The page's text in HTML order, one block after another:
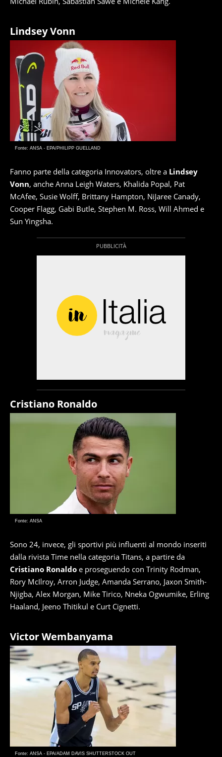
Lindsey Vonn
Fonte: ANSA - EPA/PHILIPP GUELLAND
Fanno parte della categoria Innovators, oltre a Lindsey
Vonn, anche Anna Leigh Waters, Khalida Popal, Pat
McAfee, Susie Wolff, Brittany Hampton, NiJaree Canady,
Cooper Flagg, Gabi Butle, Stephen M. Ross, Will Ahmed e
Sun Yingsha.
Cristiano Ronaldo
Fonte: ANSA
Sono 24, invece, gli sportivi più influenti al mondo inseriti
dalla rivista Time nella categoria Titans, a partire da
Cristiano Ronaldo e proseguendo con Trinity Rodman,
Rory McIlroy, Arron Judge, Amanda Serrano, Jaxon Smith-
Njigba, Alex Morgan, Mike Tirico, Nneka Ogwumike, Erling
Haaland, Jeeno Thitikul e Curt Cignetti.
Victor Wembanyama
Fonte: ANSA - EPA/ADAM DAVIS SHUTTERSTOCK OUT